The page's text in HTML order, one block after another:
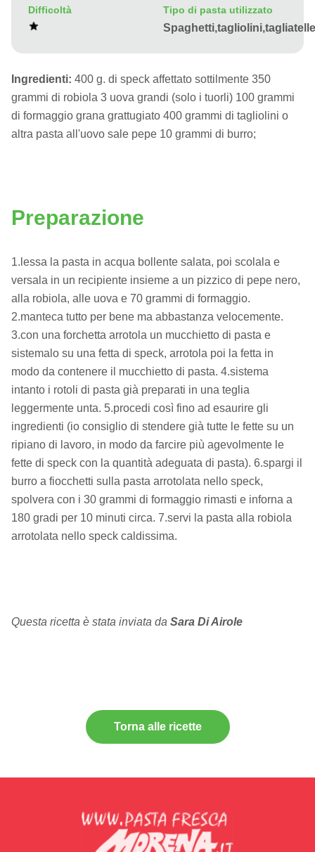
Difficoltà Tipo di pasta utilizzato
Ingredienti: 400 g. di speck affettato sottilmente 350
grammi di robiola 3 uova grandi (solo i tuorli) 100 grammi
di formaggio grana grattugiato 400 grammi di tagliolini o
altra pasta all'uovo sale pepe 10 grammi di burro;
Preparazione
1.lessa la pasta in acqua bollente salata, poi scolala e
versala in un recipiente insieme a un pizzico di pepe nero,
alla robiola, alle uova e 70 grammi di formaggio.
2.manteca tutto per bene ma abbastanza velocemente.
3.con una forchetta arrotola un mucchietto di pasta e
sistemalo su una fetta di speck, arrotola poi la fetta in
modo da contenere il mucchietto di pasta. 4.sistema
intanto i rotoli di pasta già preparati in una teglia
leggermente unta. 5.procedi così fino ad esaurire gli
ingredienti (io consiglio di stendere già tutte le fette su un
ripiano di lavoro, in modo da farcire più agevolmente le
fette di speck con la quantità adeguata di pasta). 6.spargi il
burro a fiocchetti sulla pasta arrotolata nello speck,
spolvera con i 30 grammi di formaggio rimasti e inforna a
180 gradi per 10 minuti circa. 7.servi la pasta alla robiola
arrotolata nello speck caldissima.
Questa ricetta è stata inviata da Sara Di Airole
Torna alle ricette